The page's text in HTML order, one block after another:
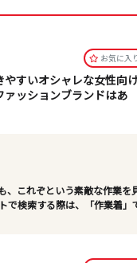
お気に⼊
やすいオシャレな女性向
ァッションブランドはあ
、これぞという素敵な作業を
で検索する際は、「作業着」